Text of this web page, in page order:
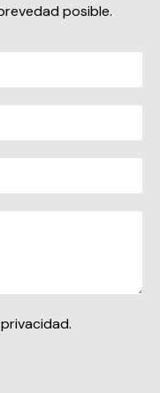
posible.